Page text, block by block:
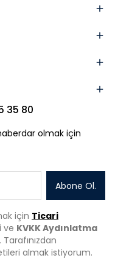
35 80
olmak için
Abone Ol.
için Ticari
ve KVKK Aydınlatma
almak istiyorum.